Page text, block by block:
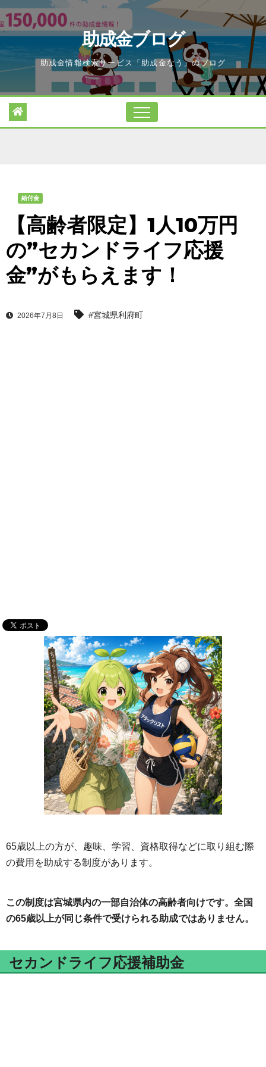
Skip
to
content
助成金ブログ
助成金情報検索サービス「助成金なう」のブログ
給付金
【高齢者限定】1人10万円
の”セカンドライフ応援
金”がもらえます！
2026年7月8日 #宮城県利府町
65歳以上の方が、趣味、学習、資格取得などに取り組む際
の費用を助成する制度があります。
この制度は宮城県内の一部自治体の高齢者向けです。全国
の65歳以上が同じ条件で受けられる助成ではありません。
セカンドライフ応援補助金